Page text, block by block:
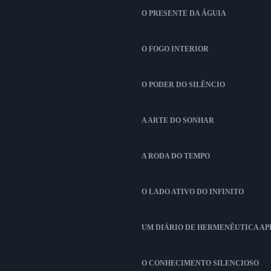
O PRESENTE DA ÁGUIA
O FOGO INTERIOR
O PODER DO SILÊNCIO
A ARTE DO SONHAR
A RODA DO TEMPO
O LADO ATIVO DO INFINITO
UM DIÁRIO DE HERMENÊUTICA
O CONHECIMENTO SILENCIOSO